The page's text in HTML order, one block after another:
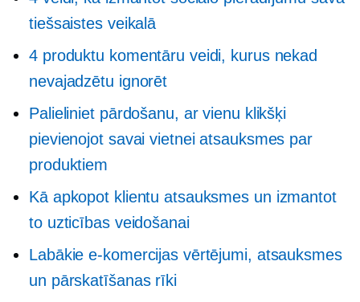
tiešsaistes veikalā
4 produktu komentāru veidi, kurus nekad
nevajadzētu ignorēt
Palieliniet pārdošanu, ar vienu klikšķi
pievienojot savai vietnei atsauksmes par
produktiem
Kā apkopot klientu atsauksmes un izmantot
to uzticības veidošanai
Labākie e-komercijas vērtējumi, atsauksmes
un pārskatīšanas rīki